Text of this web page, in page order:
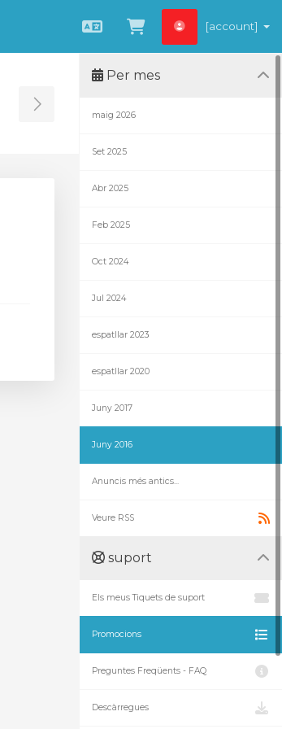
CatalàVeure Carro
[account]
Toggle Sidebar
Per mes
maig 2026
Set 2025
Abr 2025
Feb 2025
Oct 2024
Jul 2024
espatllar 2023
espatllar 2020
Juny 2017
Juny 2016
Anuncis més antics...
Veure RSS
suport
Els meus Tiquets de suport
Promocions
Preguntes Freqüents - FAQ
Descàrregues